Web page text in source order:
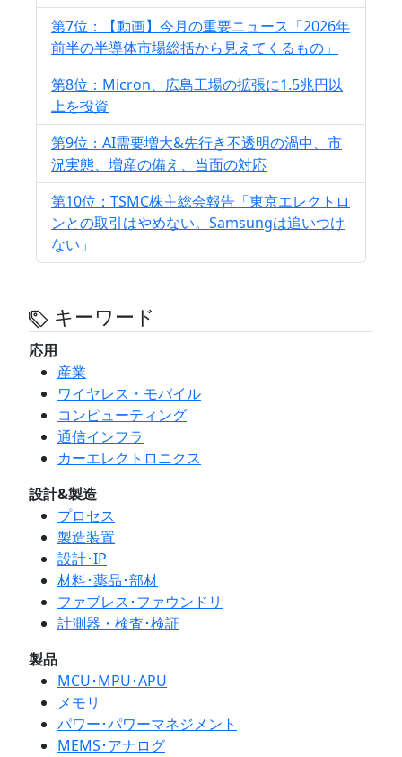
第7位：【動画】今月の重要ニュース「2026年
前半の半導体市場総括から見えてくるもの」
第8位：Micron、広島工場の拡張に1.5兆円以
上を投資
第9位：AI需要増大&先行き不透明の渦中、市
況実態、増産の備え、当面の対応
第10位：TSMC株主総会報告「東京エレクトロ
ンとの取引はやめない。Samsungは追いつけ
ない」
キーワード
応用
産業
ワイヤレス・モバイル
コンピューティング
通信インフラ
カーエレクトロニクス
設計&製造
プロセス
製造装置
設計･IP
材料･薬品･部材
ファブレス･ファウンドリ
計測器・検査･検証
製品
MCU･MPU･APU
メモリ
パワー･パワーマネジメント
MEMS･アナログ